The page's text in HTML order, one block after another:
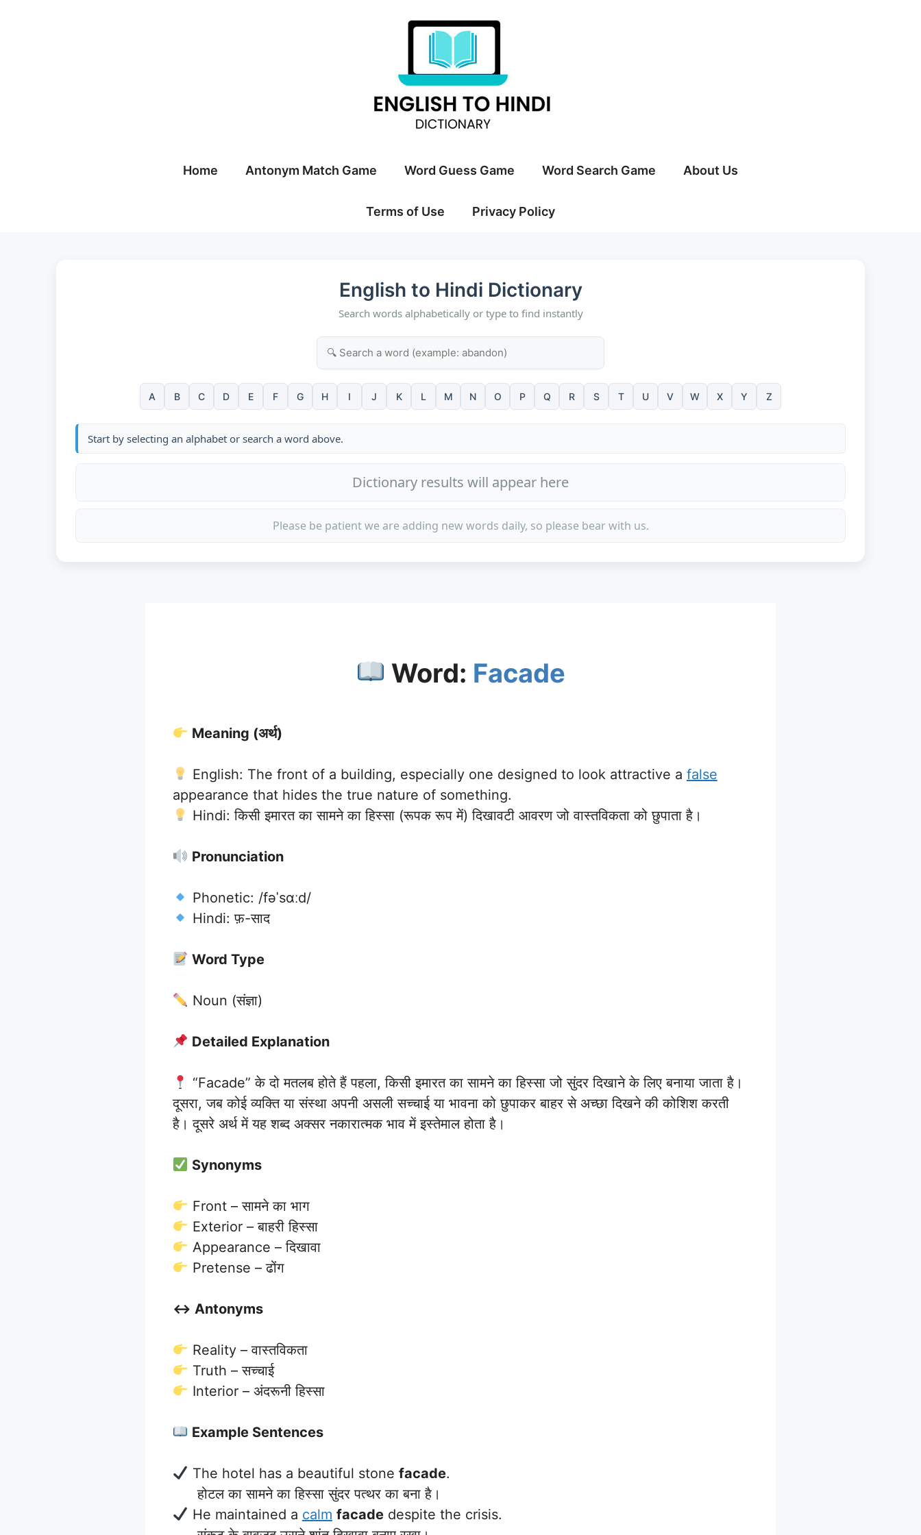
Home Antonym Match Game Word Guess Game Word Search Game About Us
Terms of Use Privacy Policy
English to Hindi Dictionary
Search words alphabetically or type to find instantly
A B C D E F G H I J K L M N O P Q R S T U V W X Y Z
Start by selecting an alphabet or search a word above.
Dictionary results will appear here
Please be patient we are adding new words daily, so please bear with us.
Word: Facade
Meaning (अर्थ)
English: The front of a building, especially one designed to look attractive a false
appearance that hides the true nature of something.
Hindi: किसी इमारत का सामने का हिस्सा (रूपक रूप में) दिखावटी आवरण जो वास्तविकता को छुपाता है।
Pronunciation
Phonetic: /fəˈsɑːd/
Hindi: फ़-साद
Word Type
Noun (संज्ञा)
Detailed Explanation
“Facade” के दो मतलब होते हैं पहला, किसी इमारत का सामने का हिस्सा जो सुंदर दिखाने के लिए बनाया जाता है।
दूसरा, जब कोई व्यक्ति या संस्था अपनी असली सच्चाई या भावना को छुपाकर बाहर से अच्छा दिखने की कोशिश करती
है। दूसरे अर्थ में यह शब्द अक्सर नकारात्मक भाव में इस्तेमाल होता है।
Synonyms
Front – सामने का भाग
Exterior – बाहरी हिस्सा
Appearance – दिखावा
Pretense – ढोंग
↔️ Antonyms
Reality – वास्तविकता
Truth – सच्चाई
Interior – अंदरूनी हिस्सा
Example Sentences
The hotel has a beautiful stone facade.
होटल का सामने का हिस्सा सुंदर पत्थर का बना है।
He maintained a calm facadedespite the crisis.